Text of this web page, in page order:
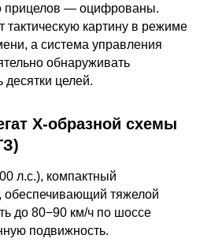
прицелов — оцифрованы.
тактическую картину в режиме
а система управления
обнаруживать
десятки целей.
Х-образной схемы
л.с.), компактный
обеспечивающий тяжелой
до 80−90 км/ч по шоссе
подвижность.